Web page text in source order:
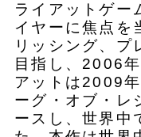
ライアットゲー
イヤーに焦点を
リッシング、プ
目指し、2006
アットは2009
ーグ・オブ・レ
ースし、世界中